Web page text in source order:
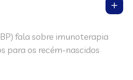
fala sobre imunoterapia
para os recém-nascidos